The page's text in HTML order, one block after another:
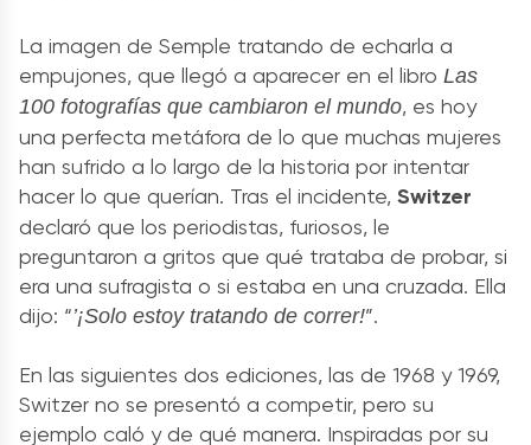
La imagen de Semple tratando de echarla a
empujones, que llegó a aparecer en el libro Las
100 fotografías que cambiaron el mundo, es hoy
una perfecta metáfora de lo que muchas mujeres
han sufrido a lo largo de la historia por intentar
hacer lo que querían. Tras el incidente, Switzer
declaró que los periodistas, furiosos, le
preguntaron a gritos que qué trataba de probar, si
era una sufragista o si estaba en una cruzada. Ella
dijo: “’¡Solo estoy tratando de correr!”.
En las siguientes dos ediciones, las de 1968 y 1969,
Switzer no se presentó a competir, pero su
ejemplo caló y de qué manera. Inspiradas por su